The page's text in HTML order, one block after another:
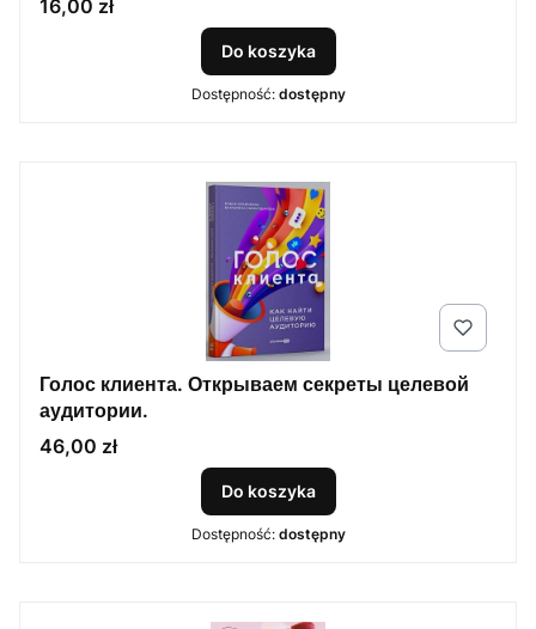
Cena
16,00 zł
Do koszyka
Dostępność: dostępny
Голос клиента. Открываем секреты целевой
аудитории.
Cena
46,00 zł
Do koszyka
Dostępność: dostępny